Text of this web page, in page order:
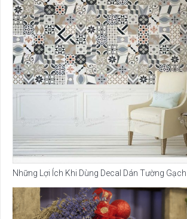
Những Lợi Ích Khi Dùng Decal Dán Tường